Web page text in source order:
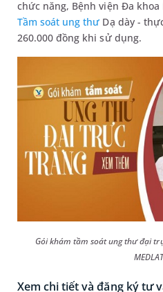
chức năng, Bệnh viện Đa khoa
Tầm soát ung thư Dạ dày -
260.000 đồng khi sử dụng.
Gói khám tầm soát ung thư đại
Xem chi tiết và đăng ký tư